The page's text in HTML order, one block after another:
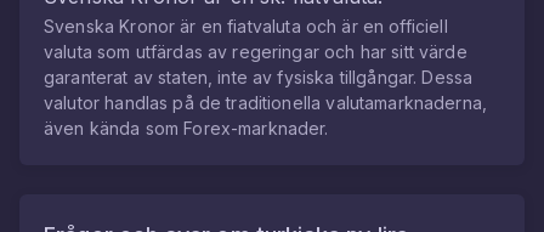
Svenska Kronor är en fiatvaluta och är en officiell
valuta som utfärdas av regeringar och har sitt värde
garanterat av staten, inte av fysiska tillgångar. Dessa
valutor handlas på de traditionella valutamarknaderna,
även kända som Forex-marknader.